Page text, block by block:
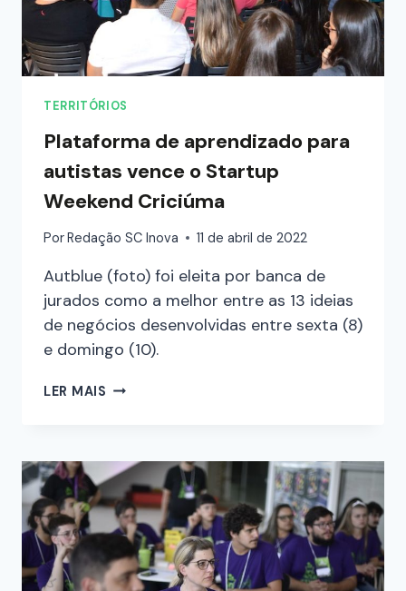
TERRITÓRIOS
Plataforma de aprendizado para
autistas vence o Startup
Weekend Criciúma
PorRedação SC Inova 11 de abril de 2022
Autblue (foto) foi eleita por banca de
jurados como a melhor entre as 13 ideias
de negócios desenvolvidas entre sexta (8)
e domingo (10).
LER MAIS